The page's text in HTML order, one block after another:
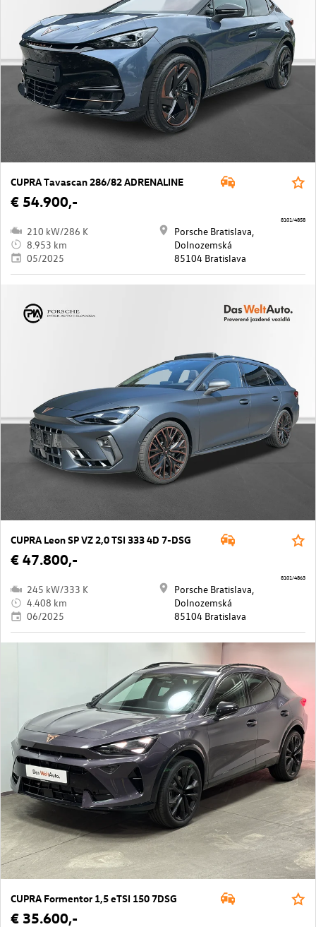
CUPRA Tavascan 286/82 ADRENALINE
€ 54.900,-
210 kW/286 K
8.953 km
05/2025
Porsche Bratislava,
Dolnozemská
85104 Bratislava
8101/4858
CUPRA Leon SP VZ 2,0 TSI 333 4D 7-DSG
€ 47.800,-
245 kW/333 K
4.408 km
06/2025
Porsche Bratislava,
Dolnozemská
85104 Bratislava
8101/4863
CUPRA Formentor 1,5 eTSI 150 7DSG
€ 35.600,-